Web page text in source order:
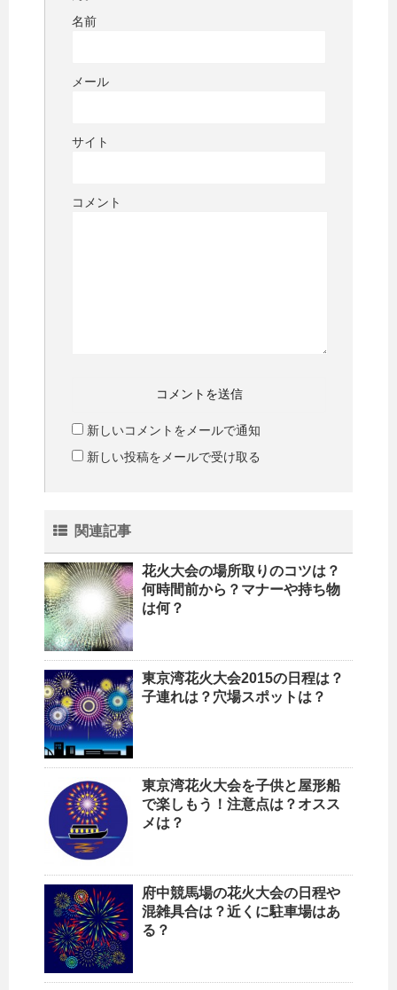
名前
メール
サイト
コメント
新しいコメントをメールで通知
新しい投稿をメールで受け取る
関連記事
花火大会の場所取りのコツは？
何時間前から？マナーや持ち物
は何？
東京湾花火大会2015の日程は？
子連れは？穴場スポットは？
東京湾花火大会を子供と屋形船
で楽しもう！注意点は？オスス
メは？
府中競馬場の花火大会の日程や
混雑具合は？近くに駐車場はあ
る？